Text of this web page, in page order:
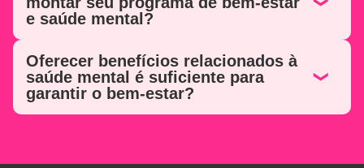
e saúde mental?
Oferecer benefícios relacionados à
saúde mental é suficiente para
garantir o bem-estar?